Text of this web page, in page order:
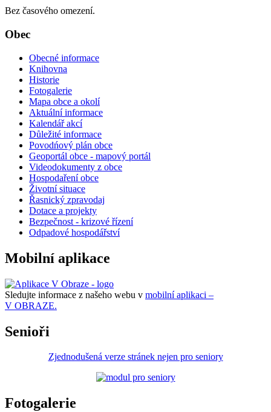
Bez časového omezení.
Obec
Obecné informace
Knihovna
Historie
Fotogalerie
Mapa obce a okolí
Aktuální informace
Kalendář akcí
Důležité informace
Povodńový plán obce
Geoportál obce - mapový portál
Videodokumenty z obce
Hospodaření obce
Životní situace
Řasnický zpravodaj
Dotace a projekty
Bezpečnost - krizové řízení
Odpadové hospodářství
Mobilní aplikace
Sledujte informace z našeho webu v mobilní aplikaci –
V OBRAZE.
Senioři
Zjednodušená verze stránek nejen pro seniory
Fotogalerie